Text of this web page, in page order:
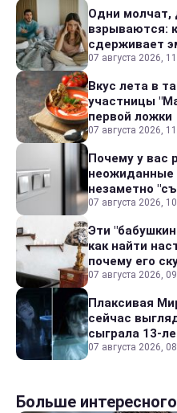
Одни молчат,
взрываются:
сдерживает
07 августа 2026,
Вкус лета в
участницы
первой ложки
07 августа 2026,
Почему у вас
неожиданные
незаметно
07 августа 2026,
Эти
как найти
почему его
07 августа 2026,
Плаксивая
сейчас
сыграла 13-
07 августа 2026,
Больше интересного